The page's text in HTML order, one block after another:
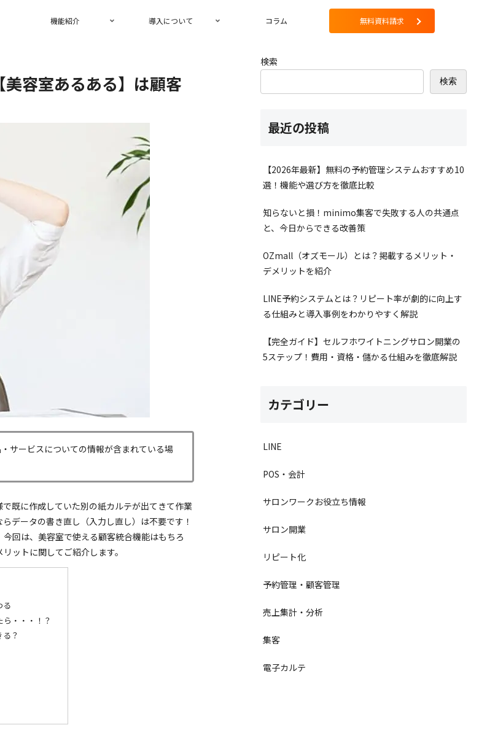
機能紹介 導入について コラム 無料資料請求
容室あるある】は顧客
サービスについての情報が含まれている場
既に作成していた別の紙カルテが出てきて作業
データの書き直し（入力し直し）は不要です！
回は、美容室で使える顧客統合機能はもちろ
ットに関してご紹介します。
る
・・・！？
？
検索
検索
最近の投稿
【2026年最新】無料の予約管理システムおすすめ10
選！機能や選び方を徹底比較
知らないと損！minimo集客で失敗する人の共通点
と、今日からできる改善策
OZmall（オズモール）とは？掲載するメリット・
デメリットを紹介
LINE予約システムとは？リピート率が劇的に向上す
る仕組みと導入事例をわかりやすく解説
【完全ガイド】セルフホワイトニングサロン開業の
5ステップ！費用・資格・儲かる仕組みを徹底解説
カテゴリー
LINE
POS・会計
サロンワークお役立ち情報
サロン開業
リピート化
予約管理・顧客管理
売上集計・分析
集客
電子カルテ